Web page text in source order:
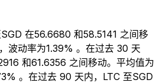
在56.6680 和58.5141 之间移
波动率为1.39% 。在过去 30 天
和61.6356 之间移动。平均值为
。在过去 90 天内，LTC 至SGD